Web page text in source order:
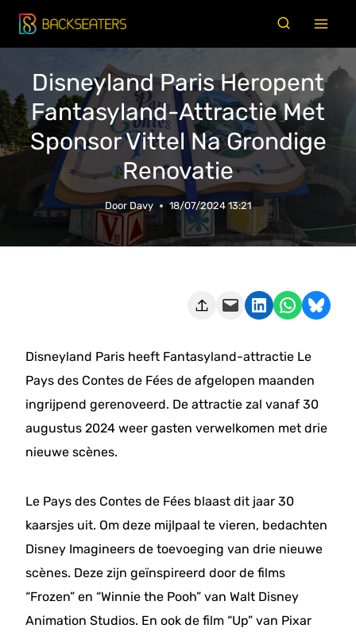
Doorgaan
naar
Disneyland Paris Heropent
Fantasyland-Attractie Met
Sponsor Vittel Na Grondige
Renovatie
Door Davy 18/07/2024 13:21
Deze pagina e-mailen Delen op LinkedIn Delen via WhatsApp Share on Bluesky
Disneyland Paris heeft Fantasyland-attractie Le
Pays des Contes de Fées de afgelopen maanden
ingrijpend gerenoveerd. De attractie zal vanaf 30
augustus 2024 weer gasten verwelkomen met drie
nieuwe scènes.
Le Pays des Contes de Fées blaast dit jaar 30
kaarsjes uit. Om deze mijlpaal te vieren, bedachten
Disney Imagineers de toevoeging van drie nieuwe
scènes. Deze zijn geïnspireerd door de films
“Frozen” en “Winnie the Pooh” van Walt Disney
Animation Studios. En ook de film “Up” van Pixar